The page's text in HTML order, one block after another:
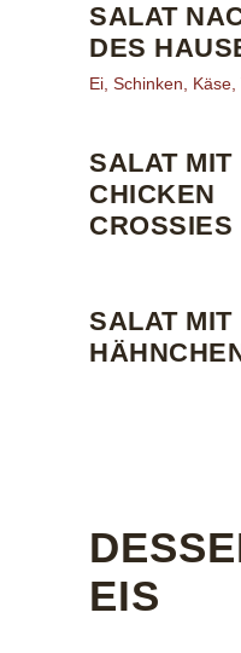
SALAT
DES
Ei, Schinken,
SALAT MIT
CHICKEN
CROSSIES
SALAT MIT
EIS